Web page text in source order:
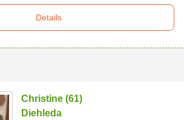
Details
Christine (61)
Diehleda